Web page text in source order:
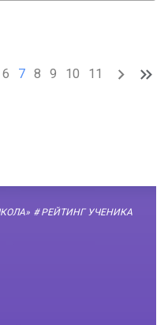
6 7 8 9 10 11
# РЕЙТИНГ УЧЕНИКА